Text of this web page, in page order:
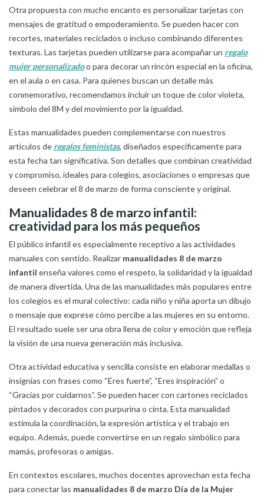
Otra propuesta con mucho encanto es personalizar tarjetas con
mensajes de gratitud o empoderamiento. Se pueden hacer con
recortes, materiales reciclados o incluso combinando diferentes
texturas. Las tarjetas pueden utilizarse para acompañar un regalo
mujer personalizadoo para decorar un rincón especial en la oficina,
en el aula o en casa. Para quienes buscan un detalle más
conmemorativo, recomendamos incluir un toque de color violeta,
símbolo del 8M y del movimiento por la igualdad.
Estas manualidades pueden complementarse con nuestros
artículos de regalos feministas, diseñados específicamente para
esta fecha tan significativa. Son detalles que combinan creatividad
y compromiso, ideales para colegios, asociaciones o empresas que
deseen celebrar el 8 de marzo de forma consciente y original.
Manualidades 8 de marzo infantil:
creatividad para los más pequeños
El público infantil es especialmente receptivo a las actividades
manuales con sentido. Realizar manualidades 8 de marzo
infantil enseña valores como el respeto, la solidaridad y la igualdad
de manera divertida. Una de las manualidades más populares entre
los colegios es el mural colectivo: cada niño y niña aporta un dibujo
o mensaje que exprese cómo percibe a las mujeres en su entorno.
El resultado suele ser una obra llena de color y emoción que refleja
la visión de una nueva generación más inclusiva.
Otra actividad educativa y sencilla consiste en elaborar medallas o
insignias con frases como “Eres fuerte”, “Eres inspiración” o
“Gracias por cuidarnos”. Se pueden hacer con cartones reciclados
pintados y decorados con purpurina o cinta. Esta manualidad
estimula la coordinación, la expresión artística y el trabajo en
equipo. Además, puede convertirse en un regalo simbólico para
mamás, profesoras o amigas.
En contextos escolares, muchos docentes aprovechan esta fecha
para conectar las manualidades 8 de marzo Día de la Mujer